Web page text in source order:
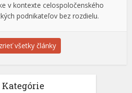
v kontexte celospoločenského
podnikateľov bez rozdielu.
všetky články
Kategórie